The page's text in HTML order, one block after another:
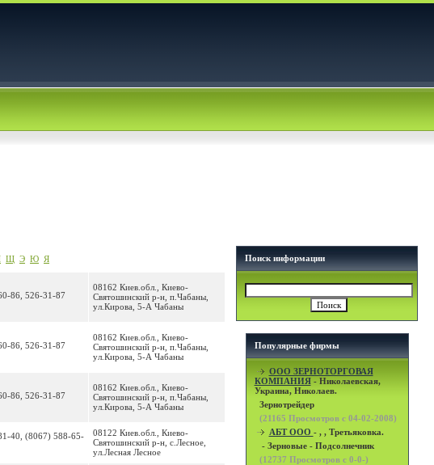
Щ Э Ю Я
86, 526-31-87
08162 Киев.обл., Киево-
Святошинский р-н, п.Чабаны,
ул.Кирова, 5-А Чабаны
86, 526-31-87
08162 Киев.обл., Киево-
Святошинский р-н, п.Чабаны,
ул.Кирова, 5-А Чабаны
86, 526-31-87
08162 Киев.обл., Киево-
Святошинский р-н, п.Чабаны,
ул.Кирова, 5-А Чабаны
40, (8067) 588-65-
08122 Киев.обл., Киево-
Святошинский р-н, с.Лесное,
ул.Лесная Лесное
Поиск информации
Популярные фирмы
OOO ЗЕРНОТОРГОВАЯ
КОМПАНИЯ- Николаевская,
Украина, Николаев.
Зернотрейдер
(21165 Просмотров с 04-02-2008)
АБТ ООО - , , Третьяковка.
- Зерновые - Подсолнечник
(12737 Просмотров с 0-0-)